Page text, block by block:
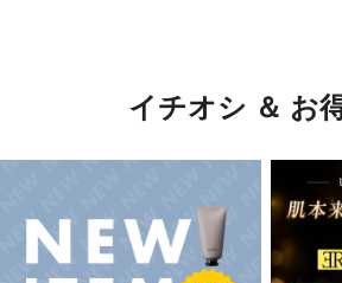
イチオシ ＆ お